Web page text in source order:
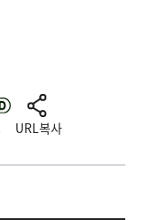
URL복사